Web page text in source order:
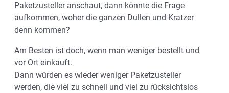
Paketzusteller anschaut, dann könnte die Frage
aufkommen, woher die ganzen Dullen und Kratzer
denn kommen?
Am Besten ist doch, wenn man weniger bestellt und
vor Ort einkauft.
Dann würden es wieder weniger Paketzusteller
werden, die viel zu schnell und viel zu rücksichtslos